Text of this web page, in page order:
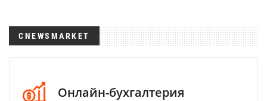
CNEWSMARKET
Онлайн-бухгалтерия